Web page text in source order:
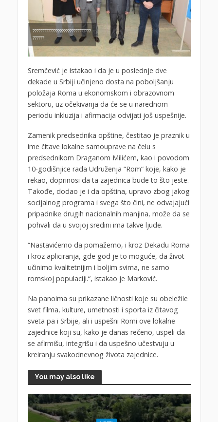
??????????????????????????????
??????
Sremčević je istakao i da je u poslednje dve
dekade u Srbiji učinjeno dosta na poboljšanju
položaja Roma u ekonomskom i obrazovnom
sektoru, uz očekivanja da će se u narednom
periodu inkluzija i afirmacija odvijati još uspešnije.
Zamenik predsednika opštine, čestitao je praznik u
ime čitave lokalne samouprave na čelu s
predsednikom Draganom Milićem, kao i povodom
10-godišnjice rada Udruženja “Rom“ koje, kako je
rekao, doprinosi da ta zajednica bude to što jeste.
Takođe, dodao je i da opština, upravo zbog jakog
socijalnog programa i svega što čini, ne odvajajući
pripadnike drugih nacionalnih manjina, može da se
pohvali da u svojoj sredini ima takve ljude.
“Nastavićemo da pomažemo, i kroz Dekadu Roma
i kroz apliciranja, gde god je to moguće, da život
učinimo kvalitetnijim i boljim svima, ne samo
romskoj populaciji.“, istakao je Marković.
Na panoima su prikazane ličnosti koje su obeležile
svet filma, kulture, umetnosti i sporta iz čitavog
sveta pa i Srbije, ali i uspešni Romi ove lokalne
zajednice koji su, kako je danas rečeno, uspeli da
se afirmišu, integrišu i da uspešno učestvuju u
kreiranju svakodnevnog života zajednice.
You may also like